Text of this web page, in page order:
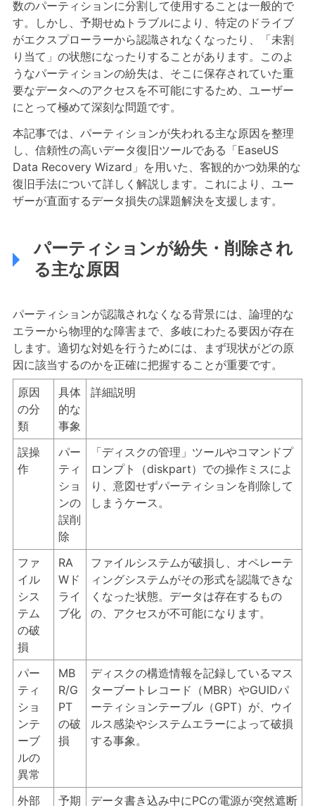
数のパーティションに分割して使用することは一般的で
す。しかし、予期せぬトラブルにより、特定のドライブ
がエクスプローラーから認識されなくなったり、「未割
り当て」の状態になったりすることがあります。このよ
うなパーティションの紛失は、そこに保存されていた重
要なデータへのアクセスを不可能にするため、ユーザー
にとって極めて深刻な問題です。
本記事では、パーティションが失われる主な原因を整理
し、信頼性の高いデータ復旧ツールである「EaseUS
Data Recovery Wizard」を用いた、客観的かつ効果的な
復旧手法について詳しく解説します。これにより、ユー
ザーが直面するデータ損失の課題解決を支援します。
パーティションが紛失・削除され
る主な原因
パーティションが認識されなくなる背景には、論理的な
エラーから物理的な障害まで、多岐にわたる要因が存在
します。適切な対処を行うためには、まず現状がどの原
因に該当するのかを正確に把握することが重要です。
原因
の分
類
具体
的な
事象
詳細説明
誤操
作
パー
ティ
ショ
ンの
誤削
除
「ディスクの管理」ツールやコマンドプ
ロンプト（diskpart）での操作ミスによ
り、意図せずパーティションを削除して
しまうケース。
ファ
イル
シス
テム
の破
損
RA
Wド
ライ
ブ化
ファイルシステムが破損し、オペレーテ
ィングシステムがその形式を認識できな
くなった状態。データは存在するもの
の、アクセスが不可能になります。
パー
ティ
ショ
ンテ
ーブ
ルの
異常
MB
R/G
PT
の破
損
ディスクの構造情報を記録しているマス
ターブートレコード（MBR）やGUIDパ
ーティションテーブル（GPT）が、ウイ
ルス感染やシステムエラーによって破損
する事象。
外部
予期
データ書き込み中にPCの電源が突然遮断